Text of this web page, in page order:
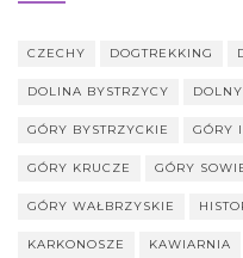
CZECHY DOGTREKKING
DOLINA BYSTRZYCY
GÓRY BYSTRZYCKIE GÓRY
GÓRY KRUCZE GÓRY
GÓRY WAŁBRZYSKIE
KARKONOSZE KAWIARNIA